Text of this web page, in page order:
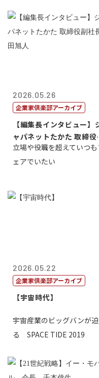
2026.05.26
企業家倶楽部アーカイブ
【編集長インタビュー】
ャパネットたかた 取締役
社長髙田旭...
立場や役職を超えていつも
ェアでいたい
2026.05.22
企業家倶楽部アーカイブ
【宇宙時代】
宇宙産業のビッグバンが迫
る SPACE TIDE 2019